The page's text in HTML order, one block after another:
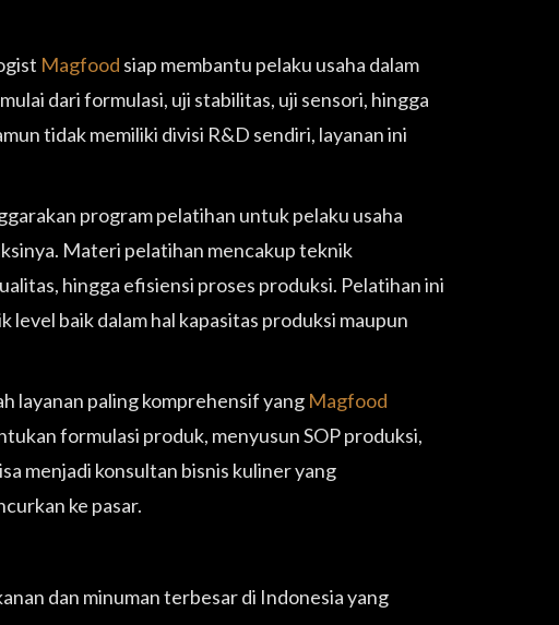
Magfood siap membantu pelaku usaha dalam
dari formulasi, uji stabilitas, uji sensori, hingga
tidak memiliki divisi R&D sendiri, layanan ini
program pelatihan untuk pelaku usaha
Materi pelatihan mencakup teknik
hingga efisiensi proses produksi. Pelatihan ini
baik dalam hal kapasitas produksi maupun
layanan paling komprehensif yang Magfood
formulasi produk, menyusun SOP produksi,
menjadi konsultan bisnis kuliner yang
ke pasar.
dan minuman terbesar di Indonesia yang